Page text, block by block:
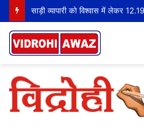
साड़ी व्यापारी को विश्वास में लेकर